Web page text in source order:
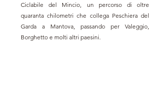
Ciclabile del Mincio, un percorso di oltre
quaranta chilometri che collega Peschiera del
Garda a Mantova, passando per Valeggio,
Borghetto e molti altri paesini.